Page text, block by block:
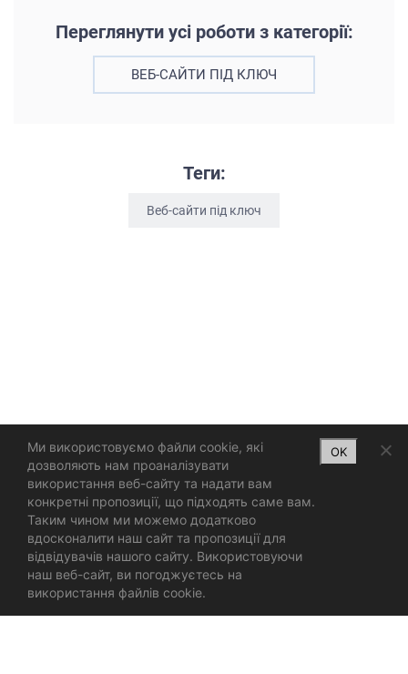
Переглянути усі роботи з категорії:
ВЕБ-САЙТИ ПІД КЛЮЧ
Теги:
Веб-сайти під ключ
Ми використовуємо файли cookie, які
дозволяють нам проаналізувати
використання веб-сайту та надати вам
конкретні пропозиції, що підходять саме вам.
Таким чином ми можемо додатково
вдосконалити наш сайт та пропозиції для
відвідувачів нашого сайту. Використовуючи
наш веб-сайт, ви погоджуєтесь на
використання файлів cookie.
OK